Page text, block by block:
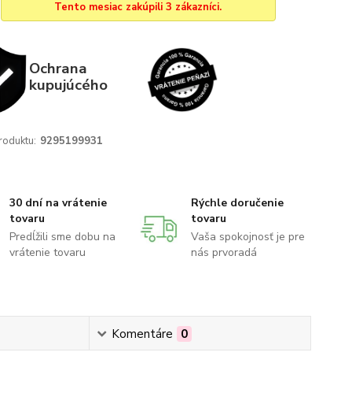
Tento mesiac zakúpili 3 zákazníci.
Ochrana
kupujúcého
9295199931
30 dní na vrátenie
tovaru
Predĺžili sme dobu na
vrátenie tovaru
Rýchle doručenie
tovaru
Vaša spokojnosť je pre
nás prvoradá
Komentáre 0